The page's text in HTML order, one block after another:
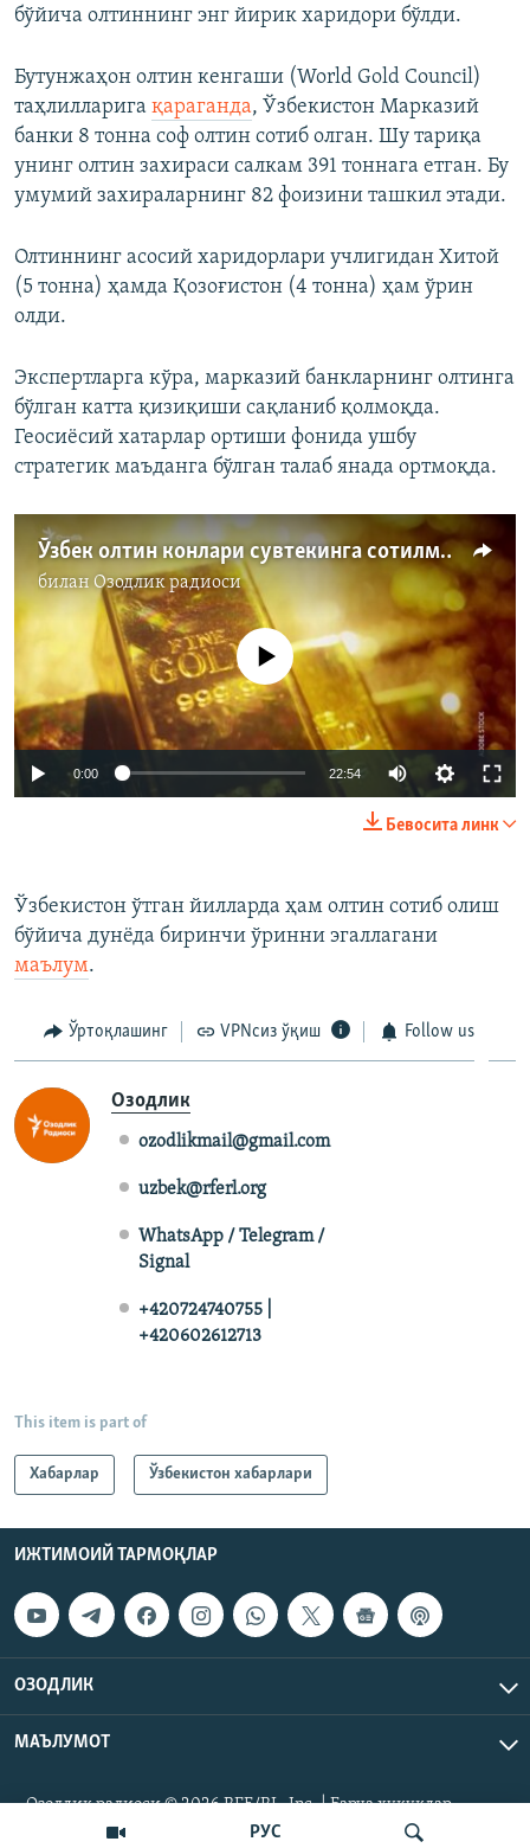
РУС
бўйича олтиннинг энг йирик харидори бўлди.
Бутунжаҳон олтин кенгаши (World Gold Council)
таҳлилларига қараганда, Ўзбекистон Марказий
банки 8 тонна соф олтин сотиб олган. Шу тариқа
унинг олтин захираси салкам 391 тоннага етган. Бу
умумий захираларнинг 82 фоизини ташкил этади.
Олтиннинг асосий харидорлари учлигидан Хитой
(5 тонна) ҳамда Қозоғистон (4 тонна) ҳам ўрин
олди.
Экспертларга кўра, марказий банкларнинг олтинга
бўлган катта қизиқиши сақланиб қолмоқда.
Геосиёсий хатарлар ортиши фонида ушбу
стратегик маъданга бўлган талаб янада ортмоқда.
Ўзбек олтин конлари сувтекинга сотилмоқдами?
билан Озодлик радиоси
720p 1080p
Айни дамда медиа-манба мавжуд эмас
0:00 22:54
720p
Бевосита линк
Ўзбекистон ўтган йилларда ҳам олтин сотиб олиш
бўйича дунёда биринчи ўринни эгаллагани
маълум.
Ўртоқлашинг VPNсиз ўқиш Follow us
Озодлик
ozodlikmail@gmail.com
uzbek@rferl.org
WhatsApp / Telegram /
Signal
+420724740755 |
+420602612713
This item is part of
Хабарлар Ўзбекистон хабарлари
ИЖТИМОИЙ ТАРМОҚЛАР
ОЗОДЛИК
МАЪЛУМОТ
Озодлик радиоси © 2026 RFE/RL, Inc. | Барча ҳуқуқлар
ҳимояланган.